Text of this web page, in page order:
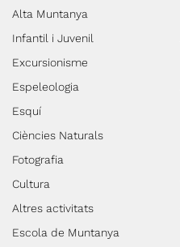
Alta Muntanya
Infantil i Juvenil
Excursionisme
Espeleologia
Esquí
Ciències Naturals
Fotografia
Cultura
Altres activitats
Escola de Muntanya